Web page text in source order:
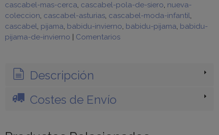
cascabel-mas-cerca cascabel-pola-de-siero nueva-
coleccion cascabel-asturias cascabel-moda-infantil
cascabel pijama babidu-invierno babidu-pijama babidu-
pijama-de-invierno | Comentarios
Descripción
Costes de Envío